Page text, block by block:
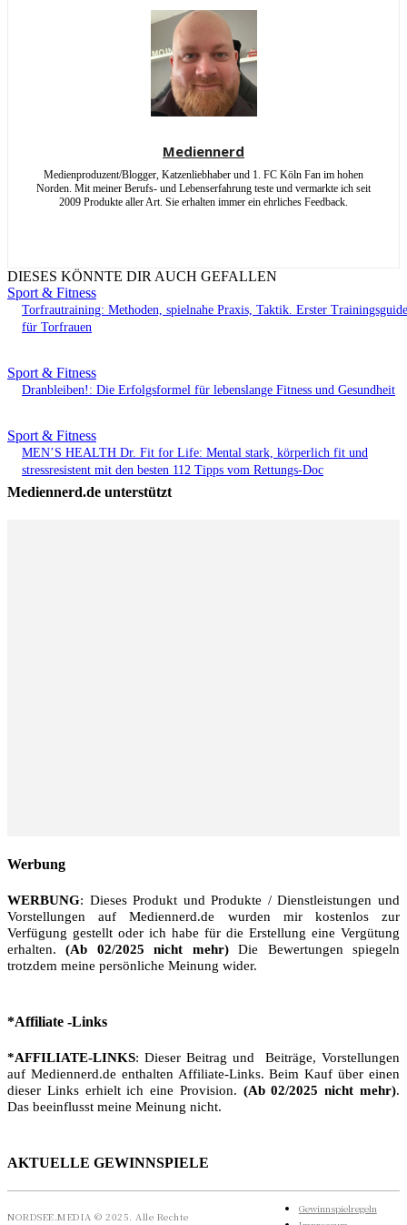
Mediennerd
Medienproduzent/Blogger, Katzenliebhaber und 1. FC Köln Fan im hohen
Norden. Mit meiner Berufs- und Lebenserfahrung teste und vermarkte ich seit
2009 Produkte aller Art. Sie erhalten immer ein ehrliches Feedback.
DIESES KÖNNTE DIR AUCH GEFALLEN
Sport & Fitness
Torfrautraining: Methoden, spielnahe Praxis, Taktik. Erster Trainingsguide
für Torfrauen
Sport & Fitness
Dranbleiben!: Die Erfolgsformel für lebenslange Fitness und Gesundheit
Sport & Fitness
MEN’S HEALTH Dr. Fit for Life: Mental stark, körperlich fit und
stressresistent mit den besten 112 Tipps vom Rettungs-Doc
Mediennerd.de unterstützt
Werbung
WERBUNG: Dieses Produkt und Produkte / Dienstleistungen und
Vorstellungen auf Mediennerd.de wurden mir kostenlos zur
Verfügung gestellt oder ich habe für die Erstellung eine Vergütung
erhalten.(Ab 02/2025 nicht mehr)Die Bewertungen spiegeln
trotzdem meine persönliche Meinung wider.
*Affiliate -Links
*AFFILIATE-LINKS: Dieser Beitrag und Beiträge, Vorstellungen
auf Mediennerd.de enthalten Affiliate-Links. Beim Kauf über einen
dieser Links erhielt ich eine Provision. (Ab 02/2025 nicht mehr).
Das beeinflusst meine Meinung nicht.
AKTUELLE GEWINNSPIELE
NORDSEE.MEDIA © 2025. Alle Rechte
Gewinnspielregeln